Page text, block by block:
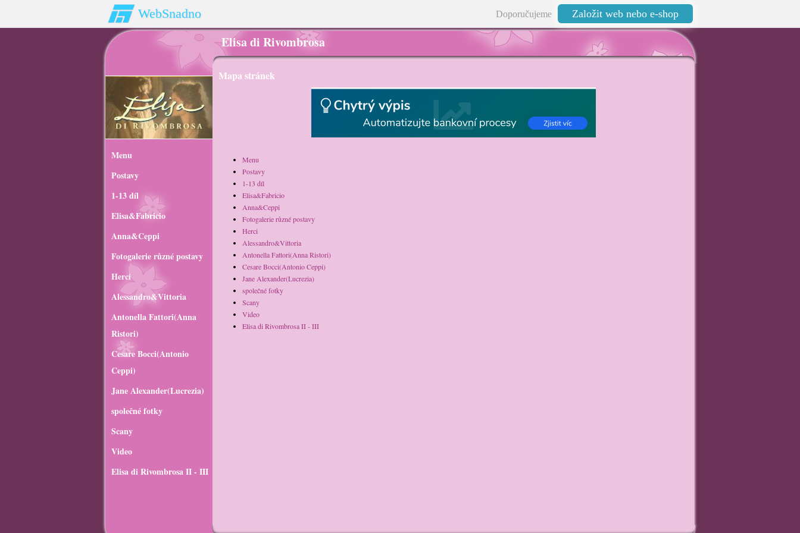
WebSnadno Doporučujeme Založit web nebo e-shop
Elisa di Rivombrosa
Menu
Postavy
1-13 díl
Elisa&Fabricio
Anna&Ceppi
Fotogalerie různé postavy
Herci
Alessandro&Vittoria
Antonella Fattori(Anna
Ristori)
Cesare Bocci(Antonio
Ceppi)
Jane Alexander(Lucrezia)
společné fotky
Scany
Video
Elisa di Rivombrosa II - III
Mapa stránek
Menu
Postavy
1-13 díl
Elisa&Fabricio
Anna&Ceppi
Fotogalerie různé postavy
Herci
Alessandro&Vittoria
Antonella Fattori(Anna Ristori)
Cesare Bocci(Antonio Ceppi)
Jane Alexander(Lucrezia)
společné fotky
Scany
Video
Elisa di Rivombrosa II - III